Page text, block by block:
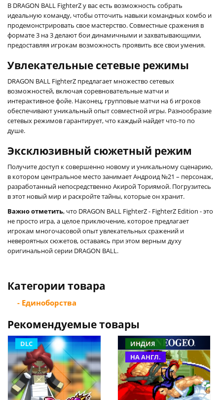
В DRAGON BALL FighterZ у вас есть возможность собрать
идеальную команду, чтобы отточить навыки командных комбо и
продемонстрировать свое мастерство. Совместные сражения в
формате 3 на 3 делают бои динамичными и захватывающими,
предоставляя игрокам возможность проявить все свои умения.
Увлекательные сетевые режимы
DRAGON BALL FighterZ предлагает множество сетевых
возможностей, включая соревновательные матчи и
интерактивное фойе. Наконец, групповые матчи на 6 игроков
обеспечивают уникальный опыт совместной игры. Разнообразие
сетевых режимов гарантирует, что каждый найдет что-то по
душе.
Эксклюзивный сюжетный режим
Получите доступ к совершенно новому и уникальному сценарию,
в котором центральное место занимает Андроид №21 – персонаж,
разработанный непосредственно Акирой Ториямой. Погрузитесь
в этот новый мир и раскройте тайны, которые он хранит.
Важно отметить, что DRAGON BALL FighterZ - FighterZ Edition - это
не просто игра, а целое приключение, которое предлагает
игрокам многочасовой опыт увлекательных сражений и
невероятных сюжетов, оставаясь при этом верным духу
оригинальной серии DRAGON BALL.
Категории товара
- Единоборства
Рекомендуемые товары
DLC
ИНДИЯ
НА АНГЛ.